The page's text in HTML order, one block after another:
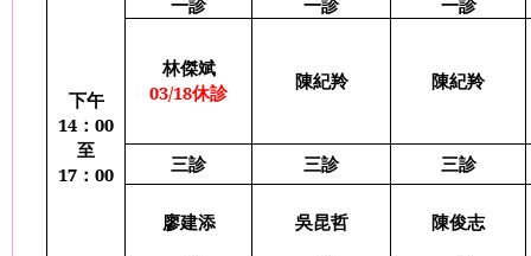
下午
14 ： 00
至
17 ： 00
一診 一診 一診
林傑斌
03/18休診 陳紀羚 陳紀羚
三診 三診 三診
廖建添 吳昆哲 陳俊志